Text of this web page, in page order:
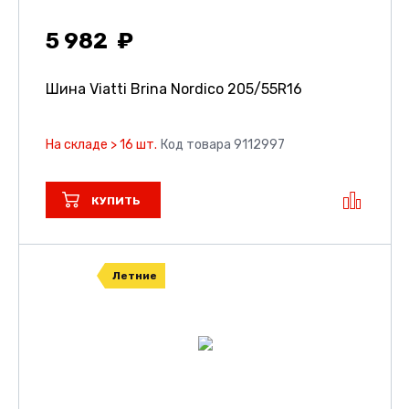
5 982
Шина Viatti Brina Nordico 205/55R16
На складе > 16 шт. Код товара 9112997
КУПИТЬ
Летние